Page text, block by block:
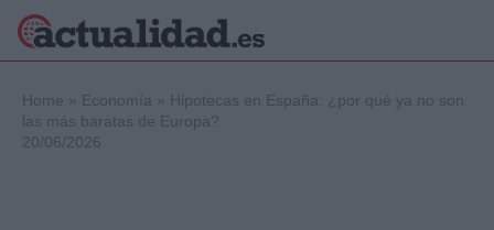
Home » Economía » Hipotecas en España: ¿por qué ya no son
las más baratas de Europa?
20/06/2026